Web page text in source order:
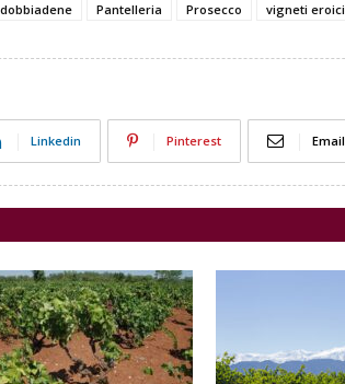
Pantelleria Prosecco vigneti eroici
Linkedin Pinterest Email